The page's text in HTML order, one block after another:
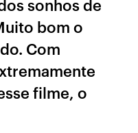
sonhos de
bom o
Com
filme, o